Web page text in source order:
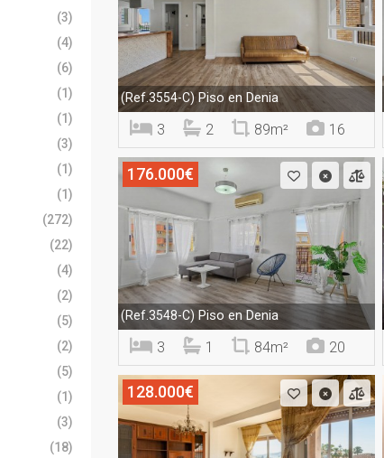
(Ref.3554-C)Piso en Denia
3 2 89m² 16
176.000€
(Ref.3548-C) Piso en Denia
3 1 84m² 20
128.000€
(3)
(4)
(6)
(1)
(1)
(3)
(1)
(1)
(272)
(22)
(4)
(2)
(5)
(2)
(5)
(1)
(3)
(18)